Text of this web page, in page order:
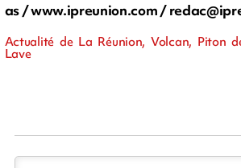
as / www.ipreunion.com /
Actualité de La Réunion, Volcan, Piton
Lave